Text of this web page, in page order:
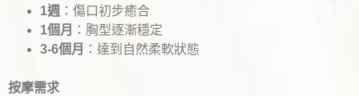
1週 ：傷口初步癒合
1個月
：胸型逐漸穩定
3-6個月
：達到自然柔軟狀態
按摩需求